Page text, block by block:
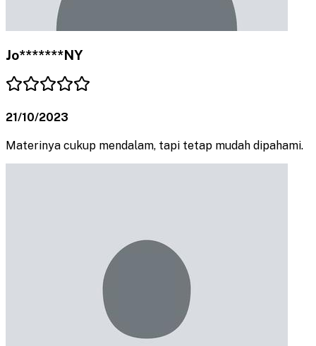
Jo*******NY
21/10/2023
Materinya cukup mendalam, tapi tetap mudah dipahami.